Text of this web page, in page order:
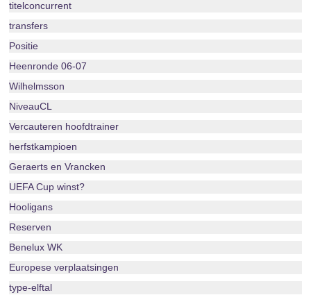
titelconcurrent
transfers
Positie
Heenronde 06-07
Wilhelmsson
NiveauCL
Vercauteren hoofdtrainer
herfstkampioen
Geraerts en Vrancken
UEFA Cup winst?
Hooligans
Reserven
Benelux WK
Europese verplaatsingen
type-elftal